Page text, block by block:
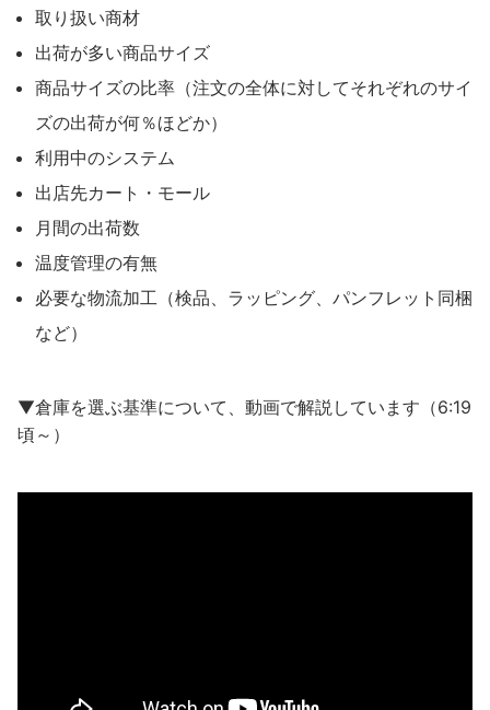
取り扱い商材
出荷が多い商品サイズ
商品サイズの比率（注文の全体に対してそれぞれのサイ
ズの出荷が何％ほどか）
利用中のシステム
出店先カート・モール
月間の出荷数
温度管理の有無
必要な物流加工（検品、ラッピング、パンフレット同梱
など）
▼倉庫を選ぶ基準について、動画で解説しています（6:19
頃～）